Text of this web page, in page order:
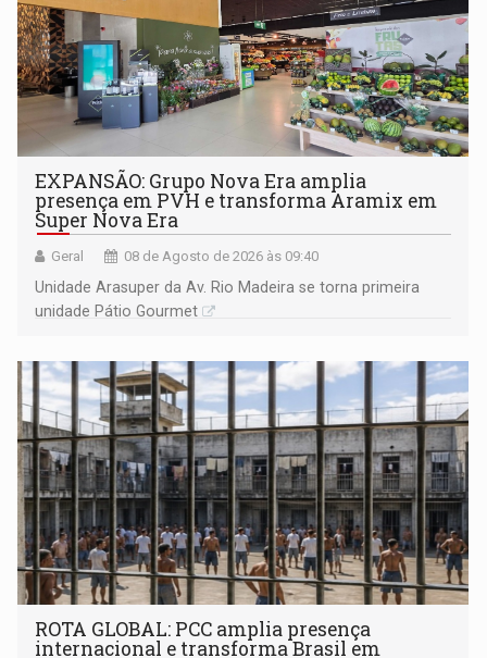
EXPANSÃO: Grupo Nova Era amplia
presença em PVH e transforma Aramix em
Super Nova Era
Geral 08 de Agosto de 2026 às 09:40
Unidade Arasuper da Av. Rio Madeira se torna primeira
unidade Pátio Gourmet
ROTA GLOBAL: PCC amplia presença
internacional e transforma Brasil em